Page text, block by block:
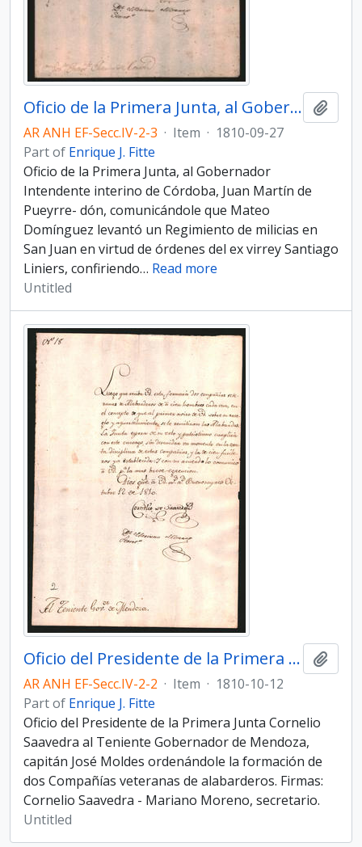
Oficio de la Primera Junta, al Gobernador Intendente interino de Córdoba, Juan Martín de Pueyrredón
AR ANH EF-Secc.IV-2-3 · Item · 1810-09-27
Part of Enrique J. Fitte
Oficio de la Primera Junta, al Gobernador
Intendente interino de Córdoba, Juan Martín de
Pueyrre- dón, comunicándole que Mateo
Domínguez levantó un Regimiento de milicias en
San Juan en virtud de órdenes del ex virrey Santiago
Liniers, confiriendo… Read more
Untitled
Oficio del Presidente de la Primera Junta Cornelio Saavedra al Teniente Gobernador de Mendoza, capitán José Moldes
AR ANH EF-Secc.IV-2-2 · Item · 1810-10-12
Part of Enrique J. Fitte
Oficio del Presidente de la Primera Junta Cornelio
Saavedra al Teniente Gobernador de Mendoza,
capitán José Moldes ordenándole la formación de
dos Compañías veteranas de alabarderos. Firmas:
Cornelio Saavedra - Mariano Moreno, secretario.
Untitled